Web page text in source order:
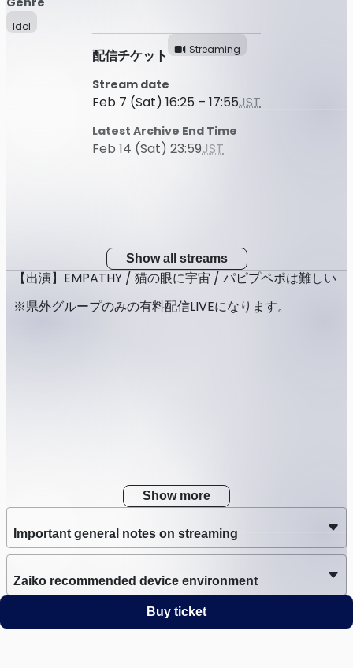
Idol
配信チケット Streaming
Stream date
Feb 7 (Sat) 16:25 – 17:55JST
Latest Archive End Time
Feb 14 (Sat) 23:59JST
Show all streams
【出演】EMPATHY / 猫の眼に宇宙 / パピプペポは難しい
※県外グループのみの有料配信LIVEになります。
Show more
Important general notes on streaming
Zaiko recommended device environment
Zaiko recommended network communication
Buy ticket